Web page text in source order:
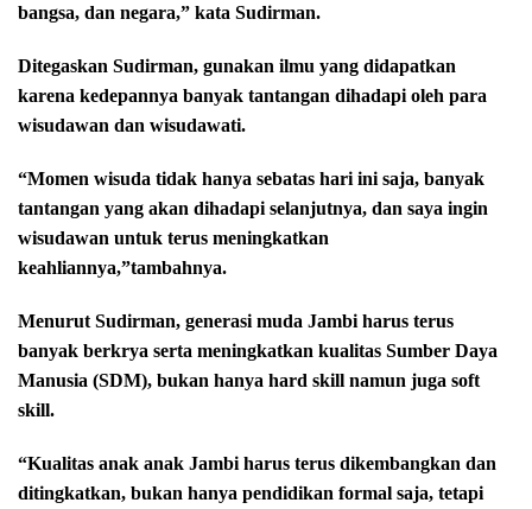
bangsa, dan negara,” kata Sudirman.
Ditegaskan Sudirman, gunakan ilmu yang didapatkan
karena kedepannya banyak tantangan dihadapi oleh para
wisudawan dan wisudawati.
“Momen wisuda tidak hanya sebatas hari ini saja, banyak
tantangan yang akan dihadapi selanjutnya, dan saya ingin
wisudawan untuk terus meningkatkan
keahliannya,”tambahnya.
Menurut Sudirman, generasi muda Jambi harus terus
banyak berkrya serta meningkatkan kualitas Sumber Daya
Manusia (SDM), bukan hanya hard skill namun juga soft
skill.
“Kualitas anak anak Jambi harus terus dikembangkan dan
ditingkatkan, bukan hanya pendidikan formal saja, tetapi